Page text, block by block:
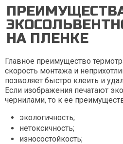
НА ПЛЕНКЕ
Главное преимущество
скорость монтажа и
позволяет быстро клеить и
Если изображения печатают
чернилами, то к ее
экологичность;
нетоксичность;
износостойкость;